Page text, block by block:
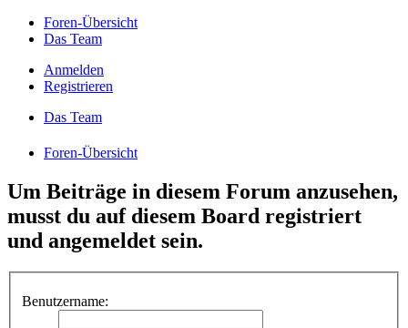
Foren-Übersicht
Das Team
Anmelden
Registrieren
Das Team
Foren-Übersicht
Um Beiträge in diesem Forum anzusehen,
musst du auf diesem Board registriert
und angemeldet sein.
Benutzername: